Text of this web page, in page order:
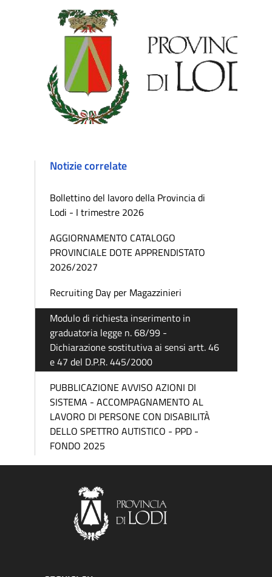
Notizie correlate
Bollettino del lavoro della Provincia di
Lodi - I trimestre 2026
AGGIORNAMENTO CATALOGO
PROVINCIALE DOTE APPRENDISTATO
2026/2027
Recruiting Day per Magazzinieri
Modulo di richiesta inserimento in
graduatoria legge n. 68/99 -
Dichiarazione sostitutiva ai sensi artt. 46
e 47 del D.P.R. 445/2000
PUBBLICAZIONE AVVISO AZIONI DI
SISTEMA - ACCOMPAGNAMENTO AL
LAVORO DI PERSONE CON DISABILITÀ
DELLO SPETTRO AUTISTICO - PPD -
FONDO 2025